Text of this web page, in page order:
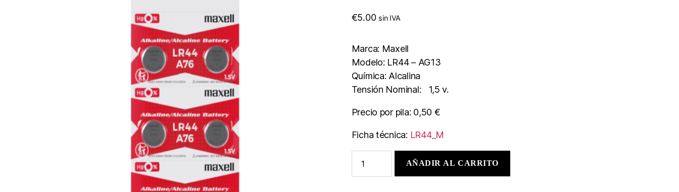
€5.00 sin IVA
Marca: Maxell
Modelo: LR44 – AG13
Química: Alcalina
Tensión Nominal: 1,5 v.
Precio por pila: 0,50 €
Ficha técnica: LR44_M
AÑADIR AL CARRITO